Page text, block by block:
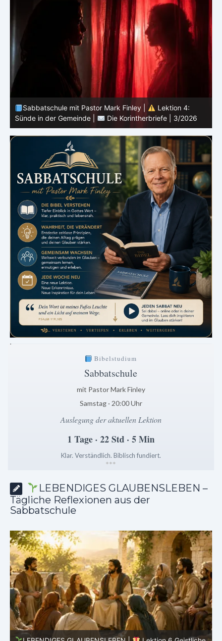
Sabbatschule mit Pastor Mark Finley |
Lektion 3:
Einheit in Christus |
Die Korintherbriefe | 3/2026
.
Bibelstudium
Sabbatschule
mit Pastor Mark Finley
Samstag · 20:00 Uhr
Auslegung der aktuellen Lektion
1 Tage · 22 Std · 5 Min
Klar. Verständlich. Biblisch fundiert.
***
LEBENDIGES GLAUBENSLEBEN –
Tägliche Reflexionen aus der
Sabbatschule